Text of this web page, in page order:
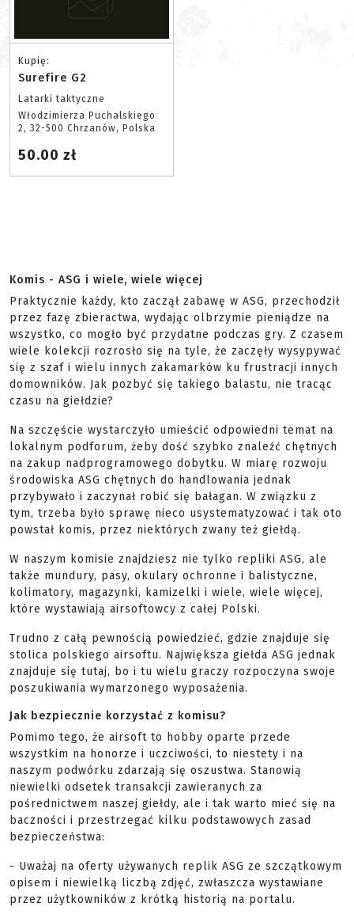
Kupię:
Surefire G2
Latarki taktyczne
Włodzimierza Puchalskiego
2, 32-500 Chrzanów, Polska
50.00 zł
Komis - ASG i wiele, wiele więcej
Praktycznie każdy, kto zaczął zabawę w ASG, przechodził
przez fazę zbieractwa, wydając olbrzymie pieniądze na
wszystko, co mogło być przydatne podczas gry. Z czasem
wiele kolekcji rozrosło się na tyle, że zaczęły wysypywać
się z szaf i wielu innych zakamarków ku frustracji innych
domowników. Jak pozbyć się takiego balastu, nie tracąc
czasu na giełdzie?
Na szczęście wystarczyło umieścić odpowiedni temat na
lokalnym podforum, żeby dość szybko znaleźć chętnych
na zakup nadprogramowego dobytku. W miarę rozwoju
środowiska ASG chętnych do handlowania jednak
przybywało i zaczynał robić się bałagan. W związku z
tym, trzeba było sprawę nieco usystematyzować i tak oto
powstał komis, przez niektórych zwany też giełdą.
W naszym komisie znajdziesz nie tylko repliki ASG, ale
także mundury, pasy, okulary ochronne i balistyczne,
kolimatory, magazynki, kamizelki i wiele, wiele więcej,
które wystawiają airsoftowcy z całej Polski.
Trudno z całą pewnością powiedzieć, gdzie znajduje się
stolica polskiego airsoftu. Największa giełda ASG jednak
znajduje się tutaj, bo i tu wielu graczy rozpoczyna swoje
poszukiwania wymarzonego wyposażenia.
Jak bezpiecznie korzystać z komisu?
Pomimo tego, że airsoft to hobby oparte przede
wszystkim na honorze i uczciwości, to niestety i na
naszym podwórku zdarzają się oszustwa. Stanowią
niewielki odsetek transakcji zawieranych za
pośrednictwem naszej giełdy, ale i tak warto mieć się na
baczności i przestrzegać kilku podstawowych zasad
bezpieczeństwa:
- Uważaj na oferty używanych replik ASG ze szczątkowym
opisem i niewielką liczbą zdjęć, zwłaszcza wystawiane
przez użytkowników z krótką historią na portalu.